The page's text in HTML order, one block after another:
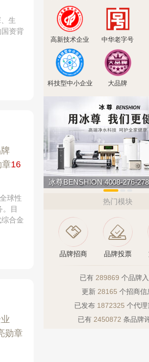
生
资背
章16
球性
。目
合金
勋章
高新技术企业 中华老字号
科技型中小企业 大品牌
欧陆OULU 0760-23220123
热门模块
品牌招商 品牌投票
已有 289869 个品牌
更新 28165 个招商信
已发布 1872325 个代理
已有 2450872 条品牌